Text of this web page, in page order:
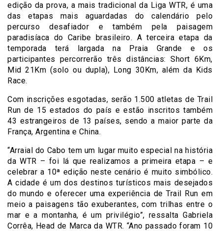
edição da prova, a mais tradicional da Liga WTR, é uma
das etapas mais aguardadas do calendário pelo
percurso desafiador e também pela paisagem
paradisíaca do Caribe brasileiro. A terceira etapa da
temporada terá largada na Praia Grande e os
participantes percorrerão três distâncias: Short 6Km,
Mid 21Km (solo ou dupla), Long 30Km, além da Kids
Race.
Com inscrições esgotadas, serão 1.500 atletas de Trail
Run de 15 estados do país e estão inscritos também
43 estrangeiros de 13 países, sendo a maior parte da
França, Argentina e China.
“Arraial do Cabo tem um lugar muito especial na história
da WTR – foi lá que realizamos a primeira etapa – e
celebrar a 10ª edição neste cenário é muito simbólico.
A cidade é um dos destinos turísticos mais desejados
do mundo e oferecer uma experiência de Trail Run em
meio a paisagens tão exuberantes, com trilhas entre o
mar e a montanha, é um privilégio”, ressalta Gabriela
Corrêa, Head de Marca da WTR. “Ano passado foram 10